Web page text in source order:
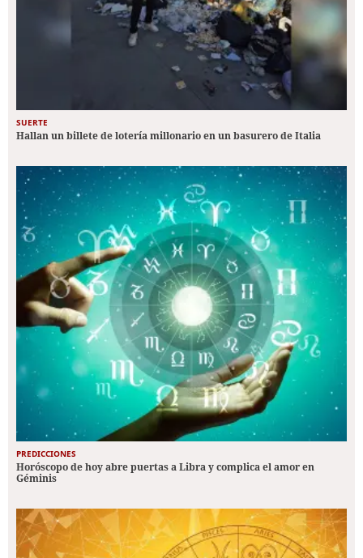
SUERTE
Hallan un billete de lotería millonario en un basurero de Italia
PREDICCIONES
Horóscopo de hoy abre puertas a Libra y complica el amor en
Géminis